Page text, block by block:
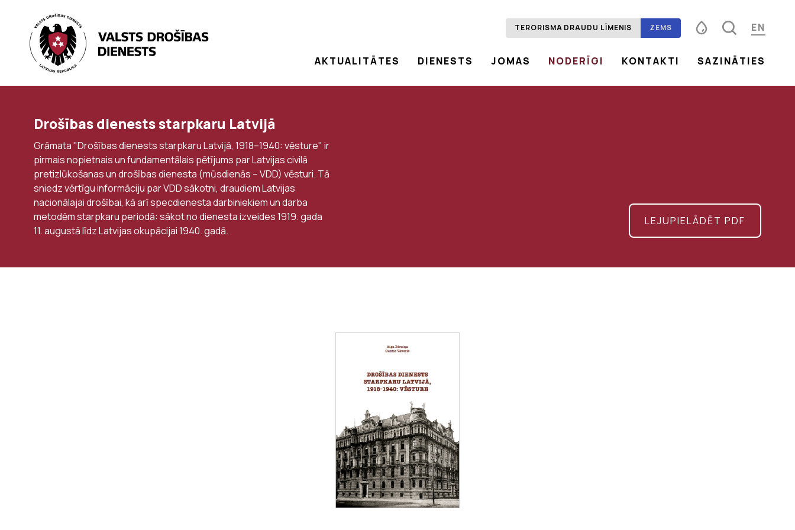
TERORISMA DRAUDU LĪMENIS ZEMS
Fonta izmērs
Kontrasts
EN
AKTUALITĀTES DIENESTS JOMAS NODERĪGI KONTAKTI SAZINĀTIES
Drošības dienests starpkaru Latvijā
Grāmata "Drošības dienests starpkaru Latvijā, 1918–1940: vēsture" ir
pirmais nopietnais un fundamentālais pētījums par Latvijas civilā
pretizlūkošanas un drošības dienesta (mūsdienās – VDD) vēsturi. Tā
sniedz vērtīgu informāciju par VDD sākotni, draudiem Latvijas
nacionālajai drošībai, kā arī specdienesta darbiniekiem un darba
metodēm starpkaru periodā: sākot no dienesta izveides 1919. gada
11. augustā līdz Latvijas okupācijai 1940. gadā.
LEJUPIELĀDĒT PDF